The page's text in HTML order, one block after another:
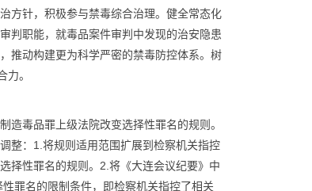
方针，积极参与禁毒综合治理。健全常态化
判职能，就毒品案件审判中发现的治安隐患
推动构建更为科学严密的禁毒防控体系。树
。
造毒品罪上级法院改变选择性罪名的规则。
整：1.将规则适用范围扩展到检察机关指控
择性罪名的规则。2.将《大连会议纪要》中
罪名的限制条件，即检察机关指控了相关